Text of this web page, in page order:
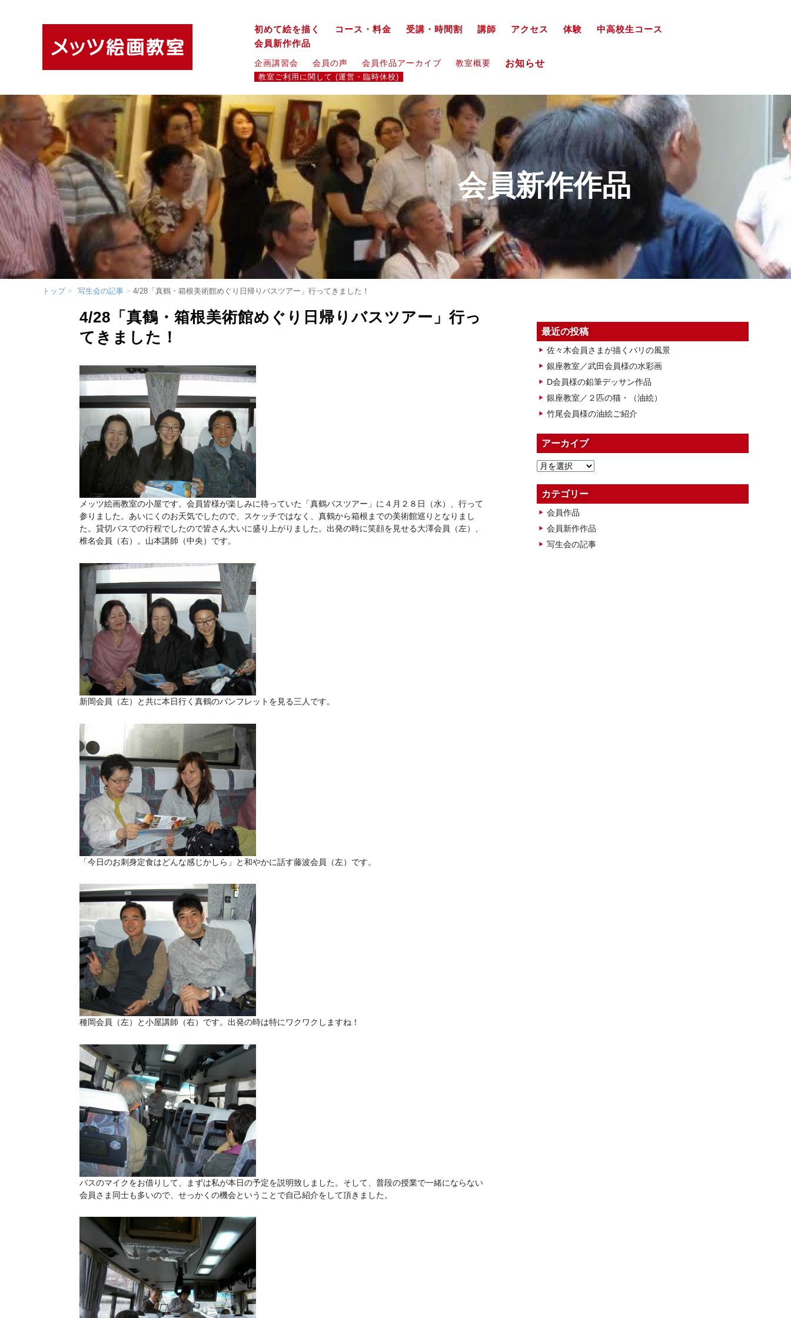
初めて絵を描く コース・料金 受講・時間割 講師 アクセス 体験
中高校生コース
会員新作作品
企画講習会 会員の声 会員作品アーカイブ 教室概要 お知らせ
教室ご利用に関して (運営・臨時休校)
会員新作作品
トップ 写生会の記事 4/28「真鶴・箱根美術館めぐり日帰りバスツアー」行ってきました！
4/28「真鶴・箱根美術館めぐり日帰りバスツアー」行っ
てきました！
メッツ絵画教室の小屋です。会員皆様が楽しみに待っていた「真鶴バスツアー」に４月２８日（水）、行って
参りました。あいにくのお天気でしたので、スケッチではなく、真鶴から箱根までの美術館巡りとなりまし
た。貸切バスでの行程でしたので皆さん大いに盛り上がりました。出発の時に笑顔を見せる大澤会員（左）、
椎名会員（右）。山本講師（中央）です。
新岡会員（左）と共に本日行く真鶴のパンフレットを見る三人です。
「今日のお刺身定食はどんな感じかしら」と和やかに話す藤波会員（左）です。
種岡会員（左）と小屋講師（右）です。出発の時は特にワクワクしますね！
バスのマイクをお借りして、まずは私が本日の予定を説明致しました。そして、普段の授業で一緒にならない
会員さま同士も多いので、せっかくの機会ということで自己紹介をして頂きました。
最近の投稿
佐々木会員さまが描くパリの風景
銀座教室／武田会員様の水彩画
D会員様の鉛筆デッサン作品
銀座教室／２匹の猫・（油絵）
竹尾会員様の油絵ご紹介
アーカイブ
ア
カ
イ
ブ
カテゴリー
会員作品
会員新作作品
写生会の記事